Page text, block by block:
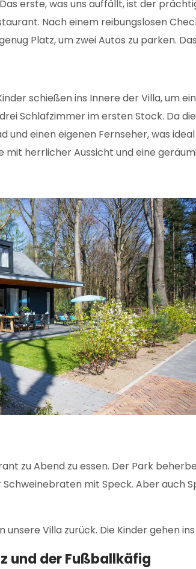
erste, was uns auffällt, ist der
Nach einem reibungslosen
Platz, um zwei Autos zu parken.
schießen ins Innere der Villa, um
Schlafzimmer im ersten Stock. Da
und einen eigenen Fernseher, was
herrlicher Aussicht und eine
zu Abend zu essen. Der Park
mit Speck. Aber auch
Villa zurück. Die Kinder gehen
und der Fußballkäfig